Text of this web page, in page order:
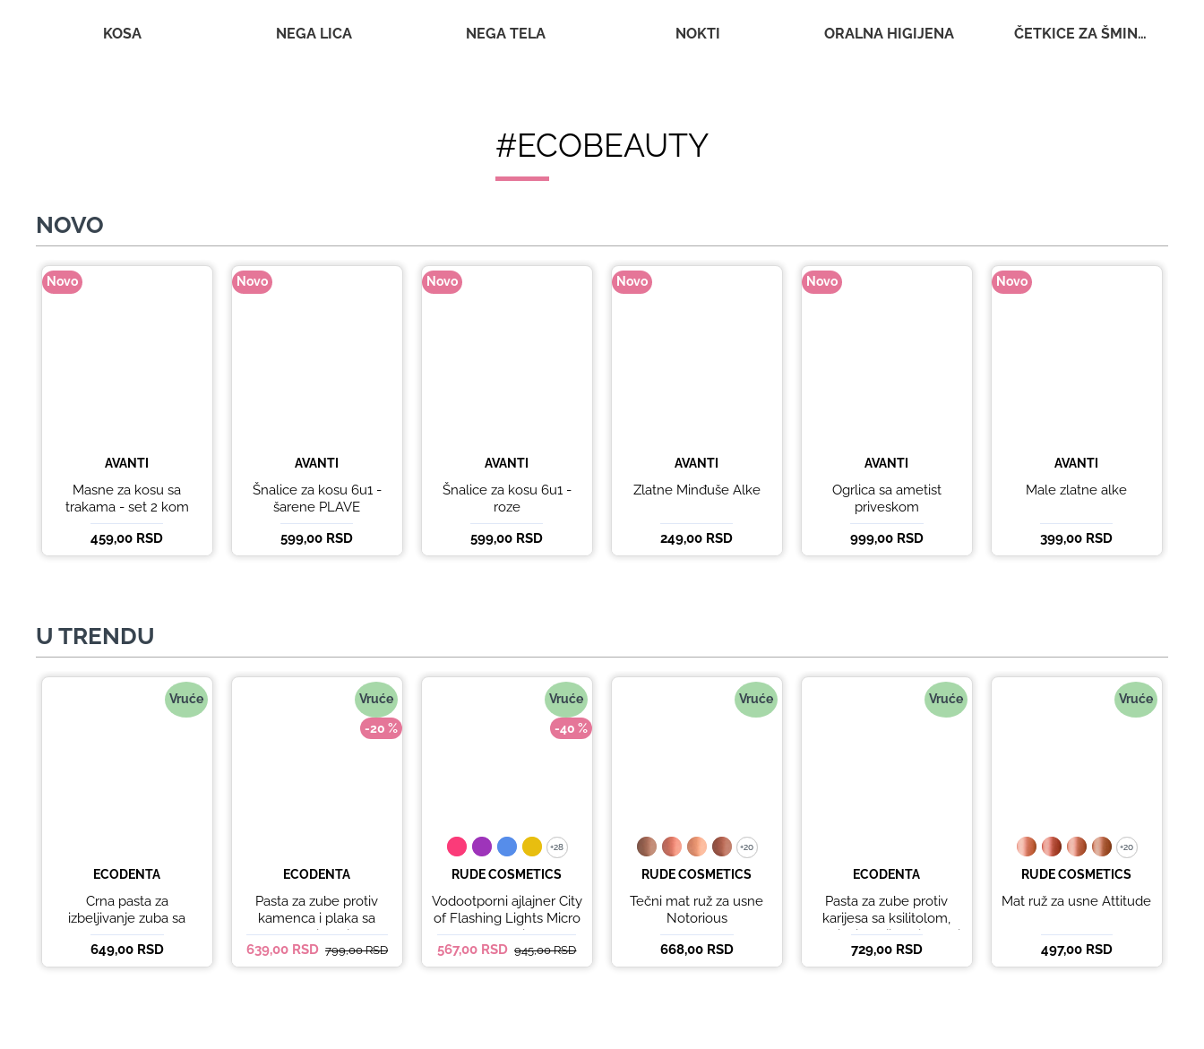
KOSA NEGA LICA NEGA TELA NOKTI ORALNA HIGIJENA ČETKICE ZA ŠMINKANJE
#ECOBEAUTY
NOVO
Novo
AVANTI
Masne za kosu sa
trakama - set 2 kom
459,00 RSD
Novo
AVANTI
Šnalice za kosu 6u1 -
šarene PLAVE
599,00 RSD
Novo
AVANTI
Šnalice za kosu 6u1 -
roze
599,00 RSD
Novo
AVANTI
Zlatne Minđuše Alke
249,00 RSD
Novo
AVANTI
Ogrlica sa ametist
priveskom
999,00 RSD
Novo
AVANTI
Male zlatne alke
399,00 RSD
U TRENDU
Vruće
ECODENTA
Crna pasta za
izbeljivanje zuba sa
ukusom narandže
Ecodenta 100 ml
649,00 RSD
Vruće
-20 %
ECODENTA
Pasta za zube protiv
kamenca i plaka sa
kokosovim uljem
Ecodenta ORGANIC
ANTI-PLAQUE 75ml
639,00 RSD 799,00 RSD
Vruće
-40 %
+28
+28
RUDE COSMETICS
Vodootporni ajlajner City
of Flashing Lights Micro
Retractable Liner - It's
Lit
567,00 RSD 945,00 RSD
Vruće
+20
+20
RUDE COSMETICS
Tečni mat ruž za usne
Notorious
668,00 RSD
Vruće
ECODENTA
Pasta za zube protiv
karijesa sa ksilitolom,
eteričnim uljima limete i
listova korijandera
Ecodenta 100 ml
729,00 RSD
Vruće
+20
+20
RUDE COSMETICS
Mat ruž za usne Attitude
497,00 RSD